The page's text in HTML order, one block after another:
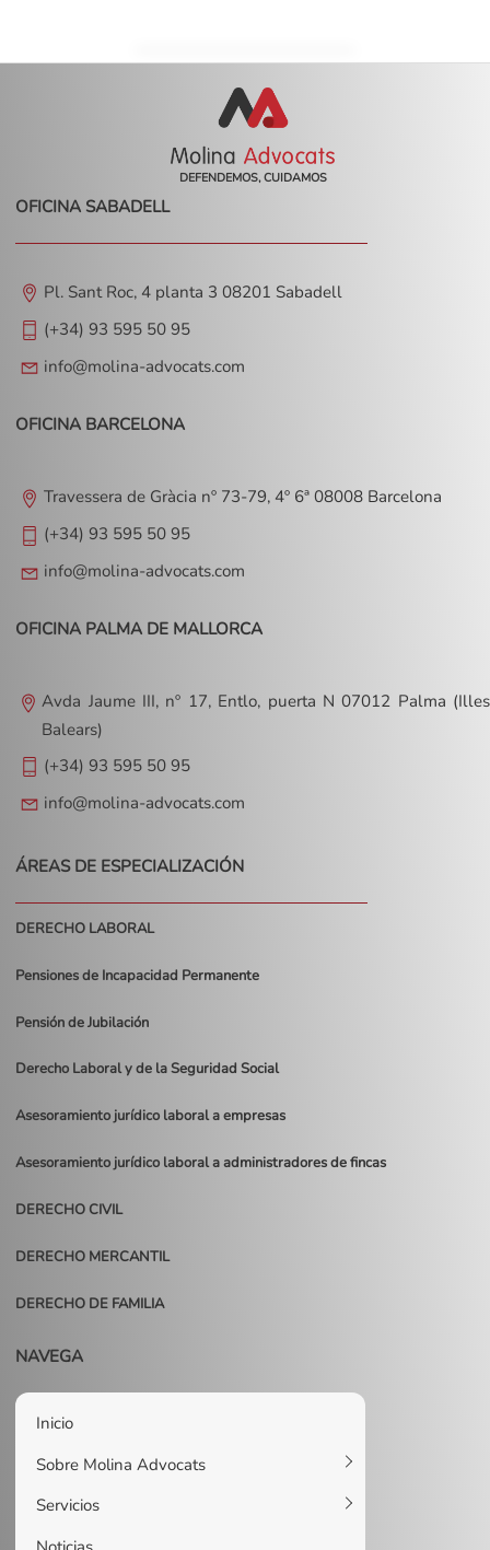
DEFENDEMOS, CUIDAMOS
OFICINA SABADELL
Pl. Sant Roc, 4 planta 3 08201 Sabadell
(+34) 93 595 50 95
info@molina-advocats.com
OFICINA BARCELONA
Travessera de Gràcia nº 73-79, 4º 6ª 08008 Barcelona
(+34) 93 595 50 95
info@molina-advocats.com
OFICINA PALMA DE MALLORCA
Avda Jaume III, nº 17, Entlo, puerta N 07012 Palma (Illes
Balears)
(+34) 93 595 50 95
info@molina-advocats.com
ÁREAS DE ESPECIALIZACIÓN
DERECHO LABORAL
Pensiones de Incapacidad Permanente
Pensión de Jubilación
Derecho Laboral y de la Seguridad Social
Asesoramiento jurídico laboral a empresas
Asesoramiento jurídico laboral a administradores de fincas
DERECHO CIVIL
DERECHO MERCANTIL
DERECHO DE FAMILIA
NAVEGA
Inicio
Sobre Molina Advocats
Servicios